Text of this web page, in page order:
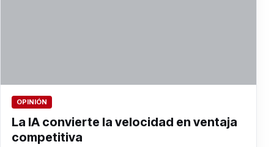
OPINIÓN
La IA convierte la velocidad en ventaja
competitiva